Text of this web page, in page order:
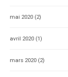
mai 2020 (2)
avril 2020 (1)
mars 2020 (2)